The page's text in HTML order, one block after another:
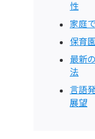
性
家庭
保育
最新
法
言語
展望